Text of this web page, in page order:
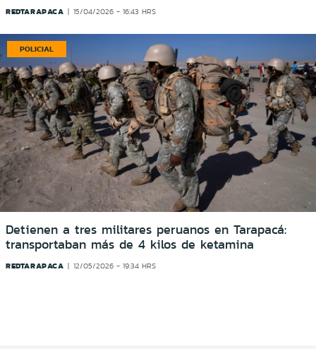
REDTARAPACA 15/04/2026 - 16:43 HRS
POLICIAL
Detienen a tres militares peruanos en Tarapacá:
transportaban más de 4 kilos de ketamina
REDTARAPACA 12/05/2026 - 19:34 HRS